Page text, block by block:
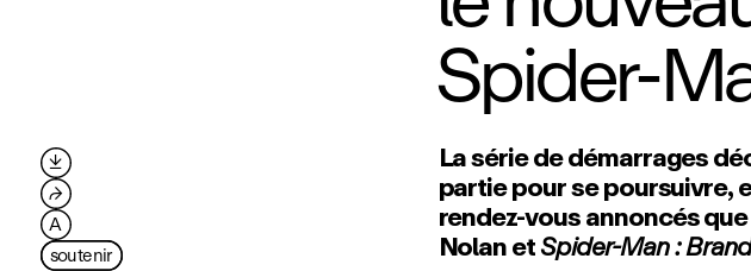
La série de démarrages
partie pour se poursuivre,
rendez‑vous annoncés
Nolan etSpider‑Man :

⮫
A
soutenir